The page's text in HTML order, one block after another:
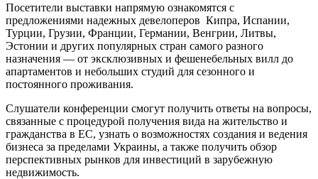
Посетители выставки напрямую ознакомятся с
предложениями надежных девелоперов Кипра, Испании,
Турции, Грузии, Франции, Германии, Венгрии, Литвы,
Эстонии и других популярных стран самого разного
назначения — от эксклюзивных и фешенебельных вилл до
апартаментов и небольших студий для сезонного и
постоянного проживания.
Слушатели конференции смогут получить ответы на вопросы,
связанные с процедурой получения вида на жительство и
гражданства в ЕС, узнать о возможностях создания и ведения
бизнеса за пределами Украины, а также получить обзор
перспективных рынков для инвестиций в зарубежную
недвижимость.